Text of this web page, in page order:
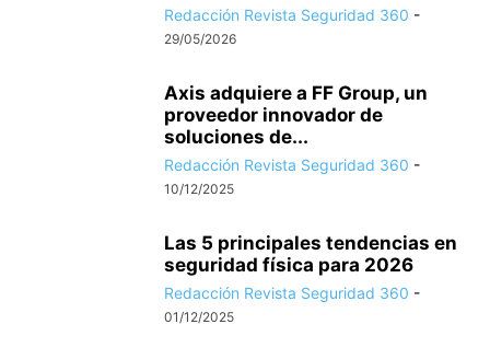
Redacción Revista Seguridad 360 -
29/05/2026
Axis adquiere a FF Group, un
proveedor innovador de
soluciones de...
Redacción Revista Seguridad 360 -
10/12/2025
Las 5 principales tendencias en
seguridad física para 2026
Redacción Revista Seguridad 360 -
01/12/2025